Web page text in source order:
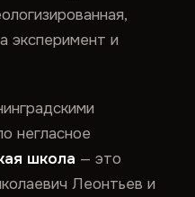
эксперимент и
негласное
школа — это
Леонтьев и